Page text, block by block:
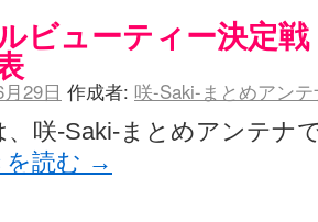
ビューティー決定
29日 作成者: 咲-Saki-まとめアン
、咲-Saki-まとめアンテナ
を読む →